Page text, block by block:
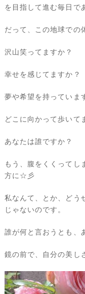
を目指して進む毎日で
だって、この地球での
沢山笑ってますか？
幸せを感じてますか？
夢や希望を持っていま
どこに向かって歩いて
あなたは誰ですか？
もう、腹をくくってし
方に☆彡
私なんて、とか、どう
じゃないのです。
誰が何と言おうとも、
鏡の前で、自分の美し